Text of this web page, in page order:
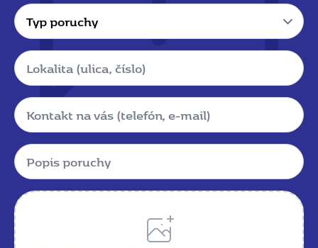
Typ
poruchy
*
Lokalita
Kontakt
Popis
poruchy
*
Name